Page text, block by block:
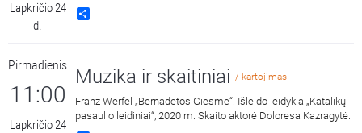
Lapkričio 24
d.
Pirmadienis
11:00
Lapkričio 24
Muzika ir skaitiniai / kartojimas
Franz Werfel „Bernadetos Giesmė“. Išleido leidykla „Katalikų
pasaulio leidiniai“, 2020 m. Skaito aktorė Doloresa Kazragytė.